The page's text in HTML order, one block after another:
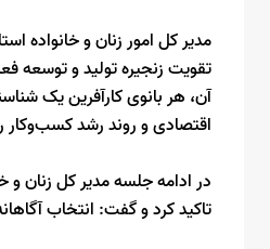
مدیر کل امور زنان و
تقویت زنجیره تولید و توسعه
آن، هر بانوی کارآفرین یک
اقتصادی و روند رشد کسب‌وکار
در ادامه جلسه مدیر کل زنان و
تاکید کرد و گفت: انتخاب